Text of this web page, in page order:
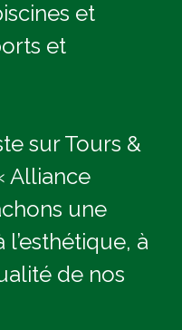
et
et
sur Tours &
Alliance
une
à
de nos